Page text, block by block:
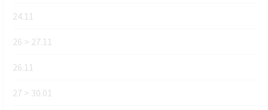
24.11
26 > 27.11
26.11
27 > 30.01